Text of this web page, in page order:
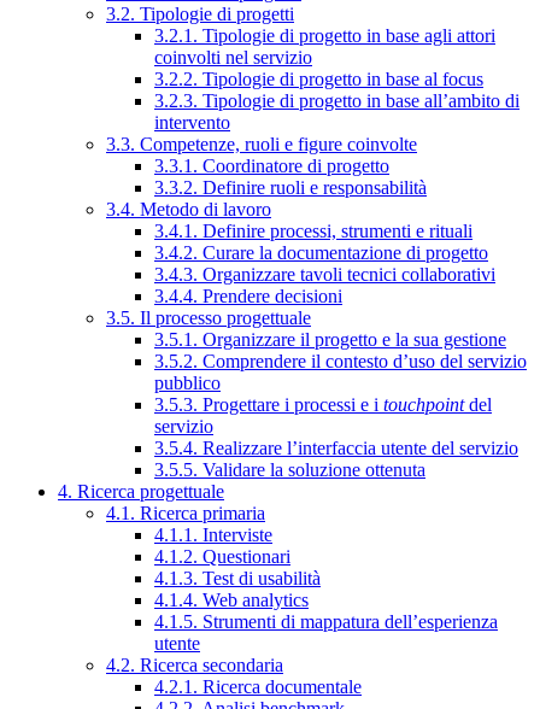
3.2. Tipologie di progetti
3.2.1. Tipologie di progetto in base agli attori
coinvolti nel servizio
3.2.2. Tipologie di progetto in base al focus
3.2.3. Tipologie di progetto in base all’ambito di
intervento
3.3. Competenze, ruoli e figure coinvolte
3.3.1. Coordinatore di progetto
3.3.2. Definire ruoli e responsabilità
3.4. Metodo di lavoro
3.4.1. Definire processi, strumenti e rituali
3.4.2. Curare la documentazione di progetto
3.4.3. Organizzare tavoli tecnici collaborativi
3.4.4. Prendere decisioni
3.5. Il processo progettuale
3.5.1. Organizzare il progetto e la sua gestione
3.5.2. Comprendere il contesto d’uso del servizio
pubblico
3.5.3. Progettare i processi e i touchpointdel
servizio
3.5.4. Realizzare l’interfaccia utente del servizio
3.5.5. Validare la soluzione ottenuta
4. Ricerca progettuale
4.1. Ricerca primaria
4.1.1. Interviste
4.1.2. Questionari
4.1.3. Test di usabilità
4.1.4. Web analytics
4.1.5. Strumenti di mappatura dell’esperienza
utente
4.2. Ricerca secondaria
4.2.1. Ricerca documentale